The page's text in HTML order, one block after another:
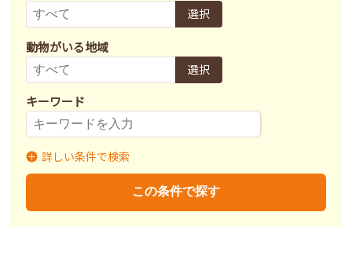
選択
動物がいる地域
選択
キーワード
募集状況
不妊去勢手術
詳しい条件で検索
この条件で探す